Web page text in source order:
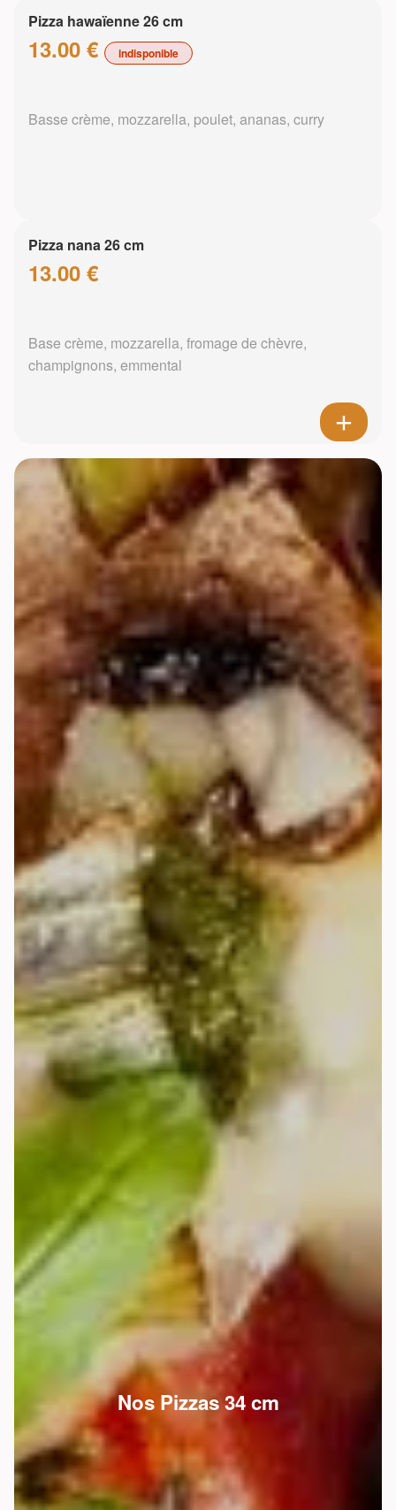
Pizza hawaïenne 26 cm
13.00 € indisponible
Basse crème, mozzarella, poulet, ananas, curry
Pizza nana 26 cm
13.00 €
Base crème, mozzarella, fromage de chèvre,
champignons, emmental
Nos Pizzas 34 cm